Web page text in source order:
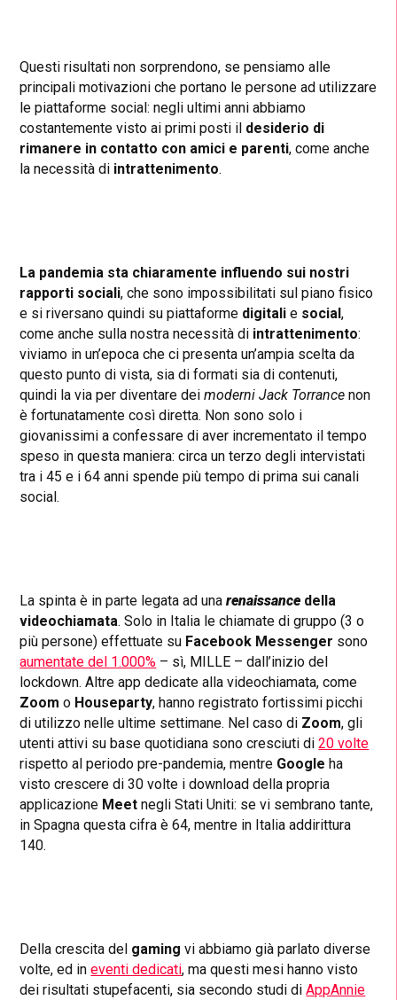
Questi risultati non sorprendono, se pensiamo alle
principali motivazioni che portano le persone ad utilizzare
le piattaforme social: negli ultimi anni abbiamo
costantemente visto ai primi posti il desiderio di
rimanere in contatto con amici e parenti, come anche
la necessità di intrattenimento.
La pandemia sta chiaramente influendo sui nostri
rapporti sociali, che sono impossibilitati sul piano fisico
e si riversano quindi su piattaforme digitali e social,
come anche sulla nostra necessità di intrattenimento:
viviamo in un’epoca che ci presenta un’ampia scelta da
questo punto di vista, sia di formati sia di contenuti,
quindi la via per diventare deimoderni Jack Torrance non
è fortunatamente così diretta. Non sono solo i
giovanissimi a confessare di aver incrementato il tempo
speso in questa maniera: circa un terzo degli intervistati
tra i 45 e i 64 anni spende più tempo di prima sui canali
social.
La spinta è in parte legata ad unarenaissancedella
videochiamata. Solo in Italia le chiamate di gruppo (3 o
più persone) effettuate su Facebook Messenger sono
aumentate del 1.000% – sì, MILLE – dall’inizio del
lockdown. Altre app dedicate alla videochiamata, come
Zoom o Houseparty, hanno registrato fortissimi picchi
di utilizzo nelle ultime settimane. Nel caso di Zoom, gli
utenti attivi su base quotidiana sono cresciuti di20 volte
rispetto al periodo pre-pandemia, mentre Google ha
visto crescere di 30 volte i download della propria
applicazione Meet negli Stati Uniti: se vi sembrano tante,
in Spagna questa cifra è 64, mentre in Italia addirittura
140.
Della crescita del gaming vi abbiamo già parlato diverse
volte, ed ineventi dedicati, ma questi mesi hanno visto
dei risultati stupefacenti, sia secondo studi diAppAnnie